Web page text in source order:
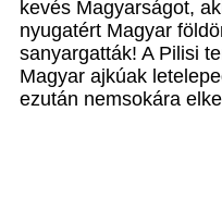
kevés Magyarságot,
nyugatért Magyar
sanyargatták! A Pilisi
Magyar ajkúak
ezután nemsokára